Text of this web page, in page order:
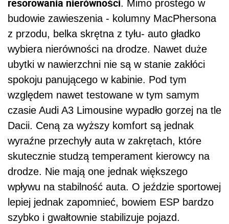
resorowania nierówności. Mimo prostego w
budowie zawieszenia - kolumny MacPhersona
z przodu, belka skrętna z tyłu- auto gładko
wybiera nierówności na drodze. Nawet duże
ubytki w nawierzchni nie są w stanie zakłóci
spokoju panującego w kabinie. Pod tym
względem nawet testowane w tym samym
czasie Audi A3 Limousine wypadło gorzej na tle
Dacii. Ceną za wyższy komfort są jednak
wyraźne przechyły auta w zakrętach, które
skutecznie studzą temperament kierowcy na
drodze. Nie mają one jednak większego
wpływu na stabilność auta. O jeździe sportowej
lepiej jednak zapomnieć, bowiem ESP bardzo
szybko i gwałtownie stabilizuje pojazd.